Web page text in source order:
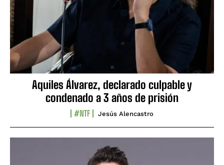
Aquiles Álvarez, declarado culpable y
condenado a 3 años de prisión
#NTF Jesús Alencastro